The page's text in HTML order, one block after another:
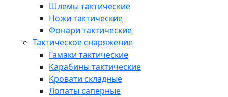
Шлемы тактические
Ножи тактические
Фонари тактические
Тактическое снаряжение
Гамаки тактические
Карабины тактические
Кровати складные
Лопаты саперные